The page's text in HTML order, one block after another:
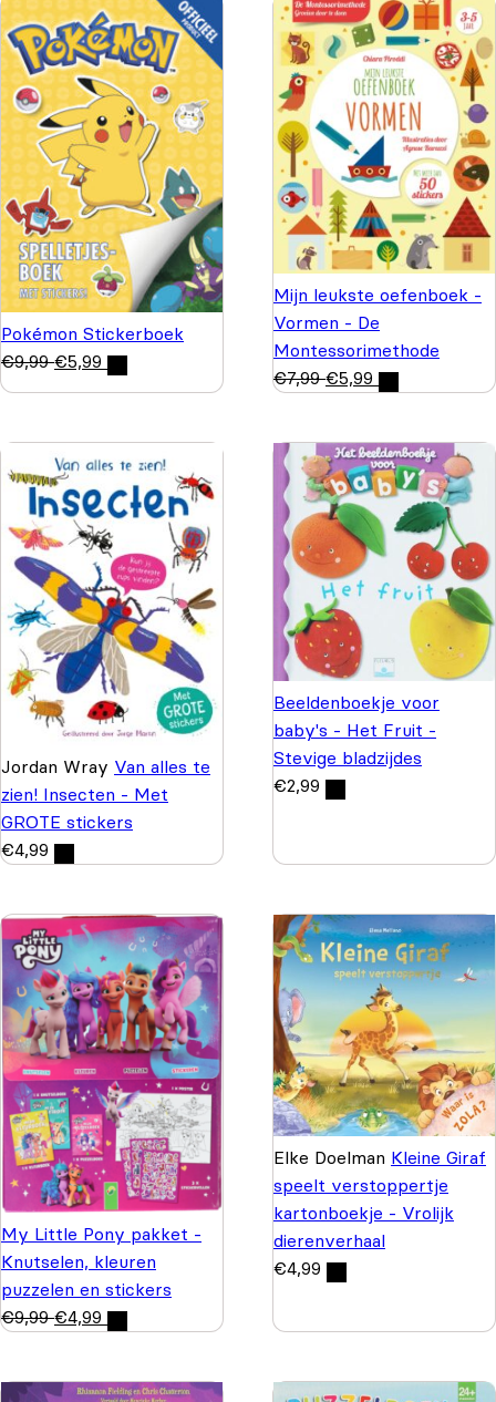
Pokémon Stickerboek
€9,99 €5,99
Mijn leukste oefenboek -
Vormen - De
Montessorimethode
€7,99 €5,99
Jordan Wray Van alles te
zien! Insecten - Met
GROTE stickers
€4,99
Beeldenboekje voor
baby's - Het Fruit -
Stevige bladzijdes
€2,99
My Little Pony pakket -
Knutselen, kleuren
puzzelen en stickers
€9,99 €4,99
Elke Doelman Kleine Giraf
speelt verstoppertje
kartonboekje - Vrolijk
dierenverhaal
€4,99